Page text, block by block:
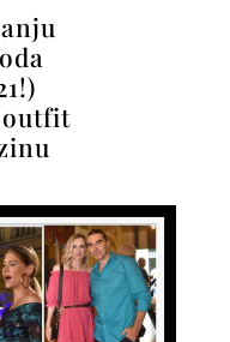
outfit